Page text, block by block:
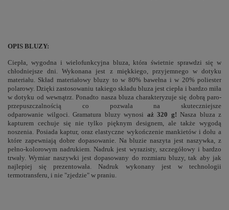
OPIS BLUZY:
Ciepła, wygodna i wielofunkcyjna bluza, która świetnie sprawdzi się w
chłodniejsze dni. Wykonana jest z miękkiego, przyjemnego w dotyku
materiału. Skład materiałowy bluzy to w 80% bawełna i w 20% poliester
polarowy. Dzięki zastosowaniu takiego składu bluza jest ciepła i bardzo miła
w dotyku od wewnątrz. Ponadto nasza bluza charakteryzuje się dobrą paro-
przepuszczalnością co pozwala na skuteczniejsze
odparowanie wilgoci. Gramatura bluzy wynosi aż 320 g! Nasza bluza z
kapturem cechuje się nie tylko pięknym designem, ale także wygodą
noszenia. Posiada kaptur, oraz elastyczne wykończenie mankietów i dołu a
które zapewniają dobre dopasowanie. Na bluzie naszyta jest naszywka, z
pełno-kolorowym nadrukiem. Nadruk jest wyrazisty, szczegółowy i bardzo
trwały. Wymiar naszywki jest dopasowany do rozmiaru bluzy, tak aby jak
najlepiej się prezentowała. Nadruk wykonany jest w technologii
termotransferu, i nie "zjedzie" w praniu.